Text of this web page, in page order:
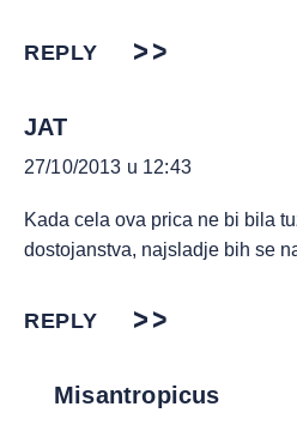
REPLY
JAT
27/10/2013 u 12:43
Kada cela ova prica ne bi bila
dostojanstva, najsladje bih se
REPLY
Misantropicus